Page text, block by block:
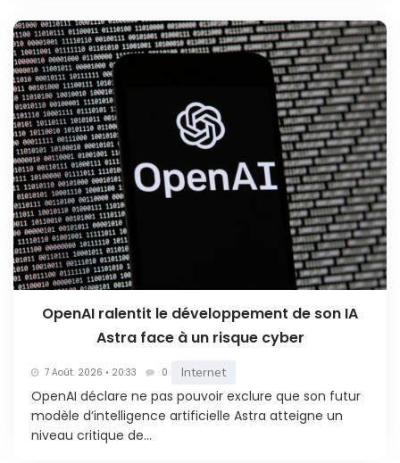
OpenAI ralentit le développement de son IA
Astra face à un risque cyber
7 Août. 2026 • 20:33 0 Internet
OpenAI déclare ne pas pouvoir exclure que son futur
modèle d’intelligence artificielle Astra atteigne un
niveau critique de...